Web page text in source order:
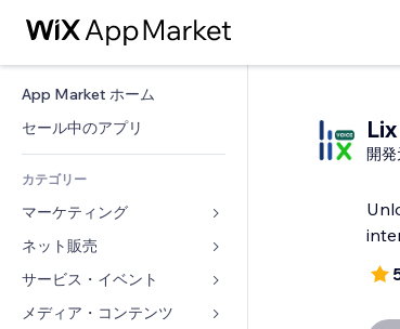
App Market ホーム
セール中のアプリ
カテゴリー
マーケティング
広告
モバイル
アクセス解析
ネット販売
ストア用アプリ
発送・配達
サービス・イベント
ホテル
メディア・コンテンツ
開発